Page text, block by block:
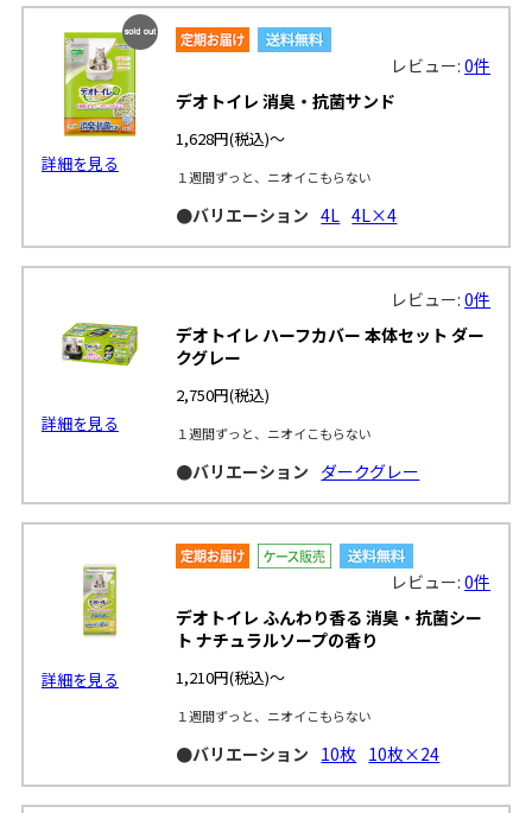
SOLD
OUT
詳細を見る
レビュー:0件
デオトイレ 消臭・抗菌サンド
1,628円(税込)～
１週間ずっと、ニオイこもらない
●バリエーション 4L 4L×4
詳細を見る
レビュー:0件
デオトイレ ハーフカバー 本体セット ダー
クグレー
2,750円(税込)
１週間ずっと、ニオイこもらない
●バリエーション ダークグレー
詳細を見る
レビュー:0件
デオトイレ ふんわり香る 消臭・抗菌シー
ト ナチュラルソープの香り
1,210円(税込)～
１週間ずっと、ニオイこもらない
●バリエーション 10枚 10枚×24